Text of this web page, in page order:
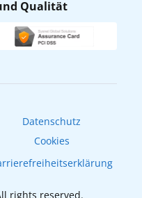
Qualität
Datenschutz
Cookies
rights reserved.